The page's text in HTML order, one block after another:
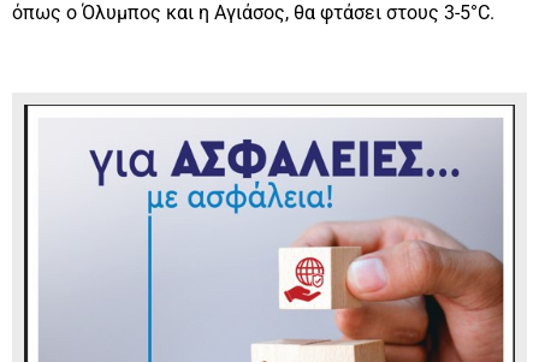
όπως ο Όλυμπος και η Αγιάσος, θα φτάσει στους 3-5°C.